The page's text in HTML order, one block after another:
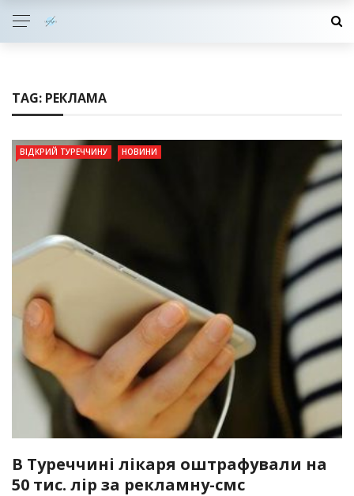
TAG: РЕКЛАМА
ВІДКРИЙ ТУРЕЧЧИНУ НОВИНИ
В Туреччині лікаря оштрафували на
50 тис. лір за рекламну-смс